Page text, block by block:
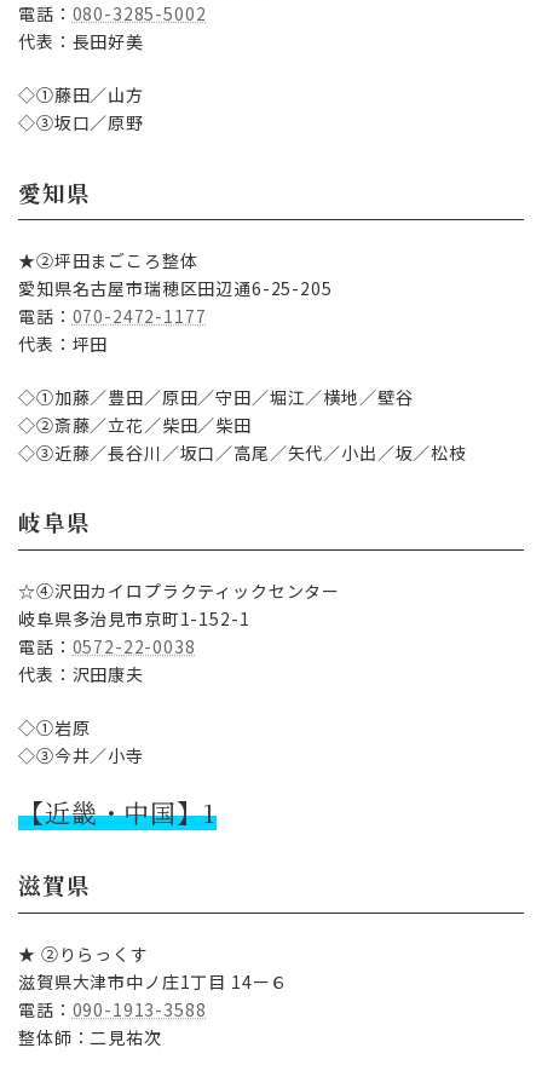
電話： 080-3285-5002
代表：長田好美
◇①藤田／山方
◇③坂口／原野
愛知県
★②坪田まごころ整体
愛知県名古屋市瑞穂区田辺通6-25-205
電話： 070-2472-1177
代表：坪田
◇①加藤／豊田／原田／守田／堀江／横地／壁谷
◇②斎藤／立花／柴田／柴田
◇③近藤／長谷川／坂口／高尾／矢代／小出／坂／松枝
岐阜県
☆④沢田カイロプラクティックセンター
岐阜県多治見市京町1-152-1
電話： 0572-22-0038
代表：沢田康夫
◇①岩原
◇③今井／小寺
【近畿・中国】1
滋賀県
★ ②りらっくす
滋賀県大津市中ノ庄1丁目 14ー６
電話： 090-1913-3588
整体師：二見祐次